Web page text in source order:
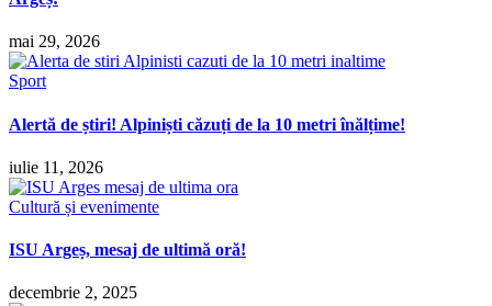
mai 29, 2026
Sport
Alertă de știri! Alpiniști căzuți de la 10 metri înălțime!
iulie 11, 2026
Cultură și evenimente
ISU Argeș, mesaj de ultimă oră!
decembrie 2, 2025